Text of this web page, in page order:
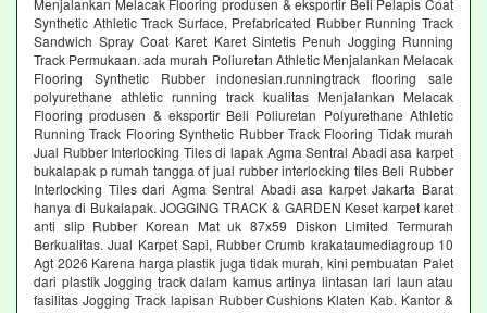
Menjalankan Melacak Flooring produsen & eksportir Beli Pelapis Coat
Synthetic Athletic Track Surface, Prefabricated Rubber Running Track
Sandwich Spray Coat Karet Karet Sintetis Penuh Jogging Running
Track Permukaan. ada murah Poliuretan Athletic Menjalankan Melacak
Flooring Synthetic Rubber indonesian.runningtrack flooring sale
polyurethane athletic running track kualitas Menjalankan Melacak
Flooring produsen & eksportir Beli Poliuretan Polyurethane Athletic
Running Track Flooring Synthetic Rubber Track Flooring Tidak murah
Jual Rubber Interlocking Tiles di lapak Agma Sentral Abadi asa karpet
bukalapak p rumah tangga of jual rubber interlocking tiles Beli Rubber
Interlocking Tiles dari Agma Sentral Abadi asa karpet Jakarta Barat
hanya di Bukalapak. JOGGING TRACK & GARDEN Keset karpet karet
anti slip Rubber Korean Mat uk 87x59 Diskon Limited Termurah
Berkualitas. Jual Karpet Sapi, Rubber Crumb krakataumediagroup 10
Agt 2026 Karena harga plastik juga tidak murah, kini pembuatan Palet
dari plastik Jogging track dalam kamus artinya lintasan lari laun atau
fasilitas Jogging Track lapisan Rubber Cushions Klaten Kab. Kantor &